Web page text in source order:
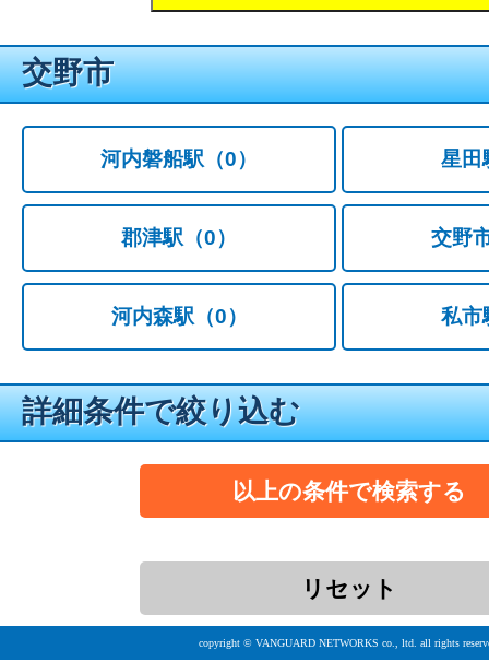
交野市
河内磐船駅 （0） 星田
郡津駅 （0） 交野
河内森駅 （0） 私市
詳細条件で絞り込む
copyright © VANGUARD NETWORKS co., ltd. all rights